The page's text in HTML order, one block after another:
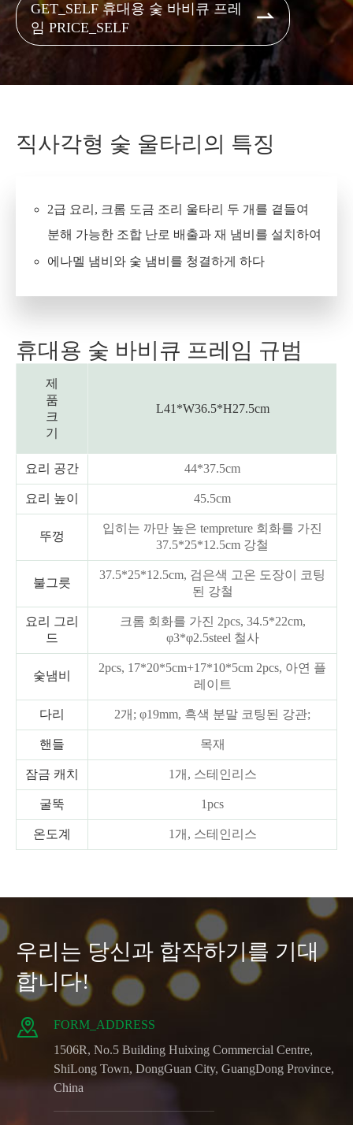
GET_SELF 휴대용 숯 바비큐 프레
임 PRICE_SELF

직사각형 숯 울타리의 특징
2급 요리, 크롬 도금 조리 울타리 두 개를 곁들여
분해 가능한 조합 난로 배출과 재 냄비를 설치하여
에나멜 냄비와 숯 냄비를 청결하게 하다
휴대용 숯 바비큐 프레임 규범
제
품
크
기
L41*W36.5*H27.5cm
요리 공간 44*37.5cm
요리 높이 45.5cm
뚜껑
입히는 까만 높은 tempreture 회화를 가진
37.5*25*12.5cm 강철
불그릇
37.5*25*12.5cm, 검은색 고온 도장이 코팅
된 강철
요리 그리
드
크롬 회화를 가진 2pcs, 34.5*22cm,
φ3*φ2.5steel 철사
숯냄비
2pcs, 17*20*5cm+17*10*5cm 2pcs, 아연 플
레이트
다리 2개; φ19mm, 흑색 분말 코팅된 강관;
핸들 목재
잠금 캐치 1개, 스테인리스
굴뚝 1pcs
온도계 1개, 스테인리스
우리는 당신과 합작하기를 기대
합니다!

FORM_ADDRESS
1506R, No.5 Building Huixing Commercial Centre,
ShiLong Town, DongGuan City, GuangDong Province,
China